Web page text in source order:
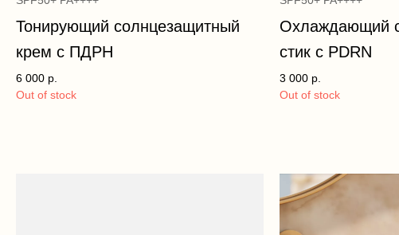
Тонирующий солнцезащитный
крем с ПДРН
6 000 р.
Out of stock
Охлаждающий
стик с PDRN
3 000 р.
Out of stock